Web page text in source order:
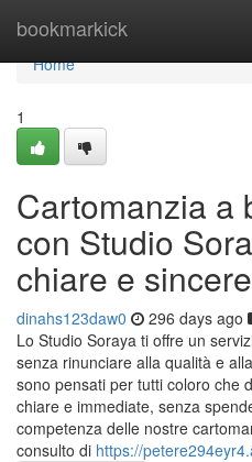
bookmarkick
Home
Home
1
Cartomanzia a
con Studio
chiare e sincere
dinahs123daw0 296 days ago
Lo Studio Soraya ti offre un
senza rinunciare alla qualità e
sono pensati per tutti coloro che
chiare e immediate, senza
competenza delle nostre
consulto di https://